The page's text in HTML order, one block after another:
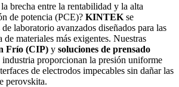
brecha entre la rentabilidad y la alta
de potencia (PCE)? KINTEK se
laboratorio avanzados diseñados para las
materiales más exigentes. Nuestras
Frío (CIP) y soluciones de prensado
industria proporcionan la presión uniforme
de electrodos impecables sin dañar las
perovskita.